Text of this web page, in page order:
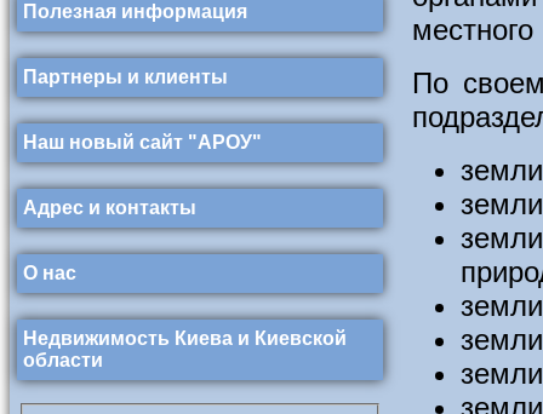
Полезная информация
Партнеры и клиенты
Наш новый сайт "АРОУ"
Адрес и контакты
О нас
Недвижимость Киева и Киевской
области
По